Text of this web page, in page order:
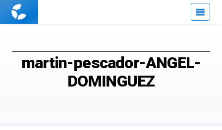
Cuaderno
martin-pescador-ANGEL-
DOMINGUEZ